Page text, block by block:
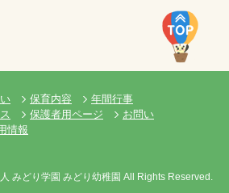
保育内容
年間行事
保護者用ページ
お問い
情報
みどり学園 みどり幼稚園 All Rights Reserved.